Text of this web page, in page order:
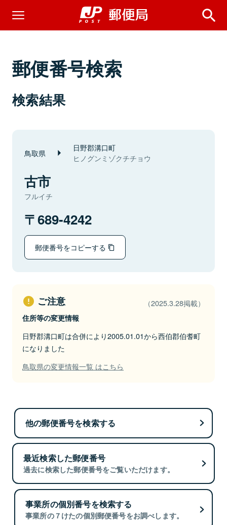
郵便番号検索
検索結果
鳥取県 日野郡溝口町
ヒノグンミゾクチチョウ
古市
フルイチ
689-4242
郵便番号をコピーする
ご注意 （2025.3.28掲載）
住所等の変更情報
日野郡溝口町は合併により2005.01.01から西伯郡伯耆町
になりました
鳥取県の変更情報一覧 はこちら
他の郵便番号を検索する
最近検索した郵便番号
過去に検索した郵便番号をご覧いただけます。
事業所の個別番号を検索する
事業所の７けたの個別郵便番号をお調べします。